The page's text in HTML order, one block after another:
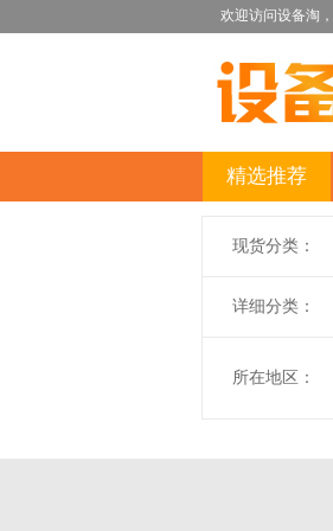
欢迎访问设备淘，
精选推荐
现货分类：
详细分类：
所在地区：